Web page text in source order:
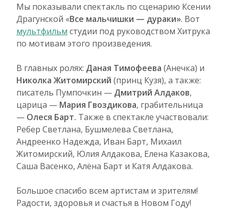
Мы показывали спектакль по сценарию Ксении
Драгунской «Все мальчишки — дураки». Вот
мультфильм студии под руководством Хитрука
по мотивам этого произведения.
В главных ролях: Даная Тимофеева (Анечка) и
Николка Житомирский (принц Кузя), а также:
писатель Пумпочкин — Дмитрий Алдаков,
царица — Мария Гвоздикова, грабительница
— Олеся Барт. Также в спектакле участвовали:
Ребер Светлана, Бушмелева Светлана,
Андреенко Надежда, Иван Барт, Михаил
Житомирский, Юлия Алдакова, Елена Казакова,
Саша Васенко, Алёна Барт и Катя Алдакова.
Большое спасибо всем артистам и зрителям!
Радости, здоровья и счастья в Новом Году!